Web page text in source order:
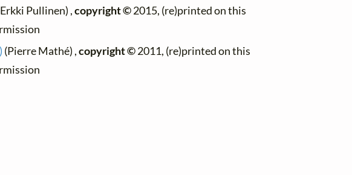
Pullinen) ,copyright ©2015, (re)printed on this
(Pierre Mathé) ,copyright ©2011, (re)printed on this